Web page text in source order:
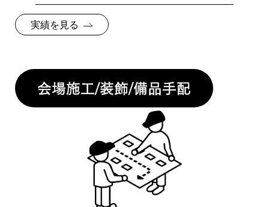
実績を見る
会場施工/装飾/備品手配